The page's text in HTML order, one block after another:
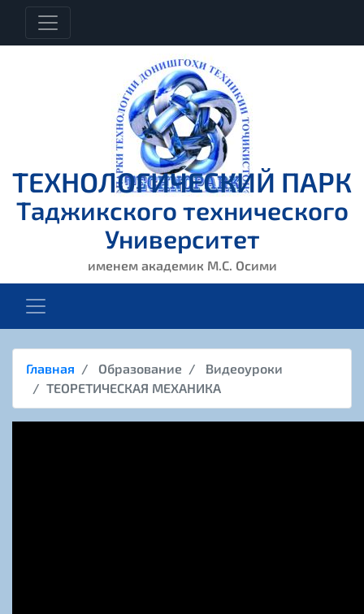
ТЕХНОЛОГИЧЕСКИЙ ПАРК
Таджикского технического
Университет
именем академик М.С. Осими
Главная Образование
Видеоуроки
ТЕОРЕТИЧЕСКАЯ МЕХАНИКА